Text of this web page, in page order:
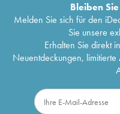
Bleiben
Melden Sie sich für den
Sie unsere
Erhalten Sie direkt
Neuentdeckungen,